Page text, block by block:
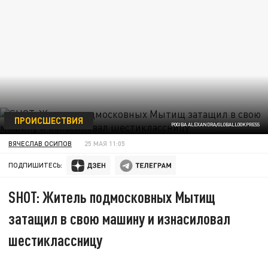
POGIBA ALEXANDRA/GLOBALLOOKPRESS
ПРОИСШЕСТВИЯ
ВЯЧЕСЛАВ ОСИПОВ 25 МАЯ 11:05
ПОДПИШИТЕСЬ:
SHOT: Житель подмосковных Мытищ
затащил в свою машину и изнасиловал
шестиклассницу